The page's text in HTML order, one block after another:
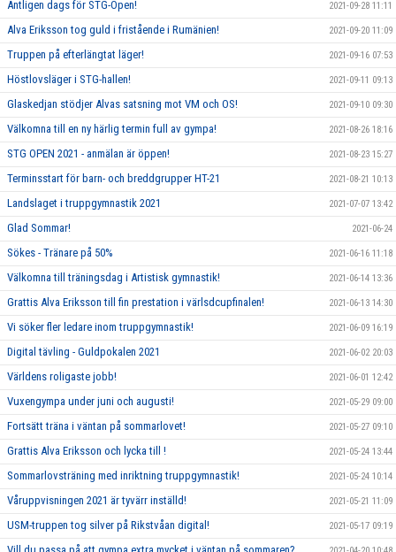
Äntligen dags för STG-Open! 2021-09-28 11:11
Alva Eriksson tog guld i fristående i Rumänien! 2021-09-20 11:09
Truppen på efterlängtat läger! 2021-09-16 07:53
Höstlovsläger i STG-hallen! 2021-09-11 09:13
Glaskedjan stödjer Alvas satsning mot VM och OS! 2021-09-10 09:30
Välkomna till en ny härlig termin full av gympa! 2021-08-26 18:16
STG OPEN 2021 - anmälan är öppen! 2021-08-23 15:27
Terminsstart för barn- och breddgrupper HT-21 2021-08-21 10:13
Landslaget i truppgymnastik 2021 2021-07-07 13:42
Glad Sommar! 2021-06-24
Sökes - Tränare på 50% 2021-06-16 11:18
Välkomna till träningsdag i Artistisk gymnastik! 2021-06-14 13:36
Grattis Alva Eriksson till fin prestation i värlsdcupfinalen! 2021-06-13 14:30
Vi söker fler ledare inom truppgymnastik! 2021-06-09 16:19
Digital tävling - Guldpokalen 2021 2021-06-02 20:03
Världens roligaste jobb! 2021-06-01 12:42
Vuxengympa under juni och augusti! 2021-05-29 09:00
Fortsätt träna i väntan på sommarlovet! 2021-05-27 09:10
Grattis Alva Eriksson och lycka till ! 2021-05-24 13:44
Sommarlovsträning med inriktning truppgymnastik! 2021-05-24 10:14
Våruppvisningen 2021 är tyvärr inställd! 2021-05-21 11:09
USM-truppen tog silver på Rikstvåan digital! 2021-05-17 09:19